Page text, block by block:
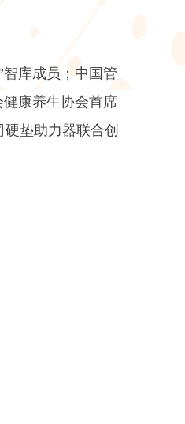
库成员；中国管
康养生协会首席
垫助力器联合创